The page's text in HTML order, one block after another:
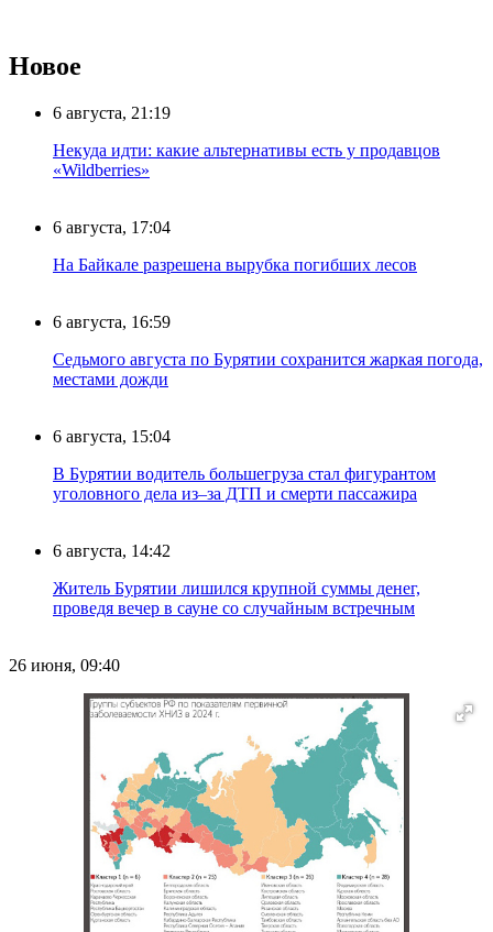
Новое
6 августа, 21:19
Некуда идти: какие альтернативы есть у продавцов
«Wildberries»
6 августа, 17:04
На Байкале разрешена вырубка погибших лесов
6 августа, 16:59
Седьмого августа по Бурятии сохранится жаркая погода,
местами дожди
6 августа, 15:04
В Бурятии водитель большегруза стал фигурантом
уголовного дела из–за ДТП и смерти пассажира
6 августа, 14:42
Житель Бурятии лишился крупной суммы денег,
проведя вечер в сауне со случайным встречным
26 июня, 09:40